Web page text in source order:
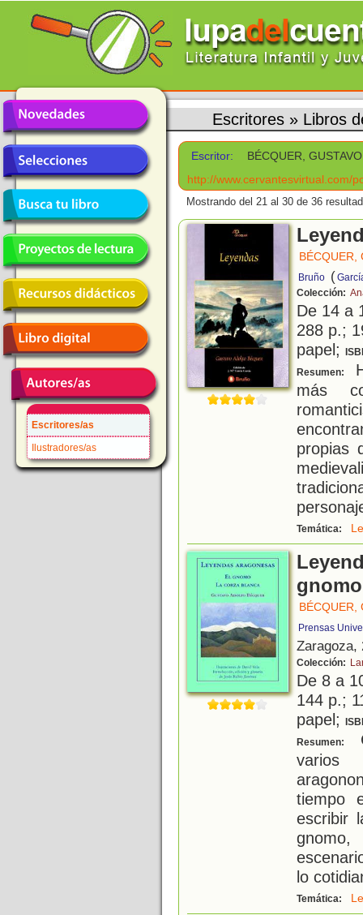
Escritores/as
Ilustradores/as
Escritores » Libros
Escritor:
BÉCQUER,
http://www.cervantesvirtual.com/
Mostrando del 21 al 30 de 36
BÉCQUER,
Bruño (
Colección:
De 14 a
288 p.;
papel;
Resumen:
más
propias
Temática:
BÉCQUER,
Prensas
Zaragoza,
Colección:
De 8 a
144 p.;
papel;
Resumen:
varios
tiempo
escribir
lo
Temática: